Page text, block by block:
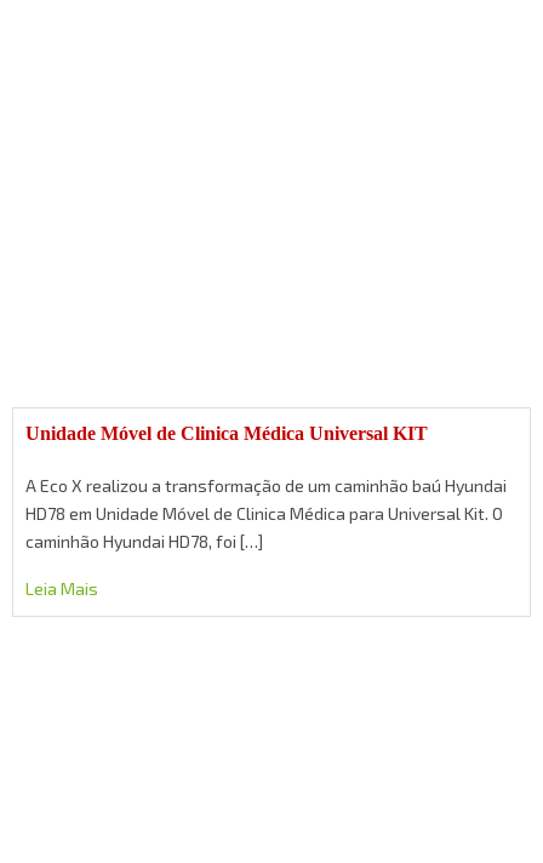
Unidade Móvel de Clinica Médica Universal KIT
A Eco X realizou a transformação de um caminhão baú Hyundai
HD78 em Unidade Móvel de Clinica Médica para Universal Kit. O
caminhão Hyundai HD78, foi […]
Leia Mais